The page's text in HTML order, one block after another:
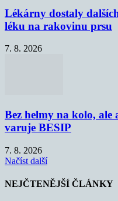
Lékárny dostaly
léku na rakovinu prsu
7. 8. 2026
Bez helmy na kolo, ale
varuje BESIP
7. 8. 2026
Načíst další
NEJČTENĚJŠÍ ČLÁNKY